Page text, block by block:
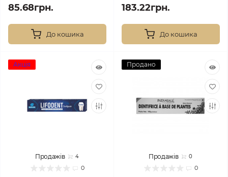
85.68грн.
До кошика
183.22грн.
До кошика
Акція
0
Продажів 4
Продано
0
Продажів 0